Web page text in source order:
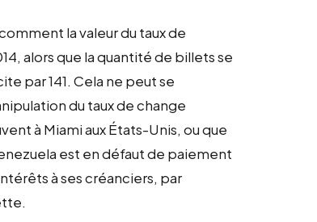
la valeur du taux de
alors que la quantité de billets se
par 141. Cela ne peut se
du taux de change
à Miami aux États-Unis, ou que
est en défaut de paiement
à ses créanciers, par